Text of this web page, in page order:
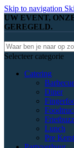
Skip to navigation
UW EVENT,
GEREGELD.
Selecteer categorie
Catering
Diner
Frietbuzz
Lunch
Pre Kerst